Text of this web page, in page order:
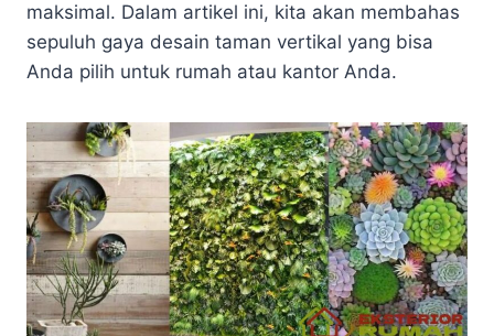
maksimal. Dalam artikel ini, kita akan membahas
sepuluh gaya desain taman vertikal yang bisa
Anda pilih untuk rumah atau kantor Anda.